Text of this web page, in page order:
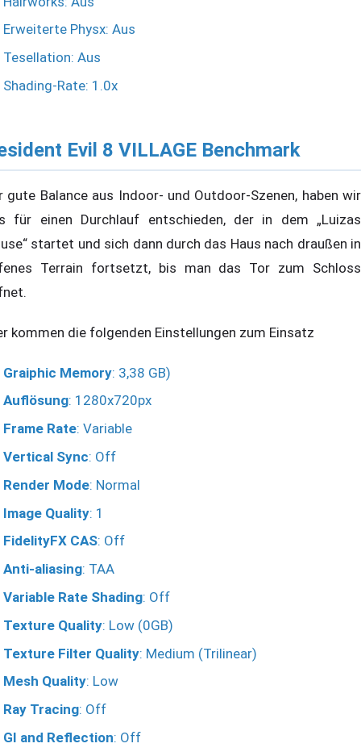
Erweiterte Physx: Aus
Tesellation: Aus
Shading-Rate: 1.0x
Evil 8 VILLAGE Benchmark
gute Balance aus Indoor- und Outdoor-Szenen, haben wir
für einen Durchlauf entschieden, der in dem „Luizas
startet und sich dann durch das Haus nach draußen in
Terrain fortsetzt, bis man das Tor zum Schloss
kommen die folgenden Einstellungen zum Einsatz
Graiphic Memory: 3,38 GB)
Auflösung: 1280x720px
Frame Rate: Variable
Vertical Sync: Off
Render Mode: Normal
Image Quality: 1
FidelityFX CAS: Off
Anti-aliasing: TAA
Variable Rate Shading: Off
Texture Quality: Low (0GB)
Texture Filter Quality: Medium (Trilinear)
Mesh Quality: Low
Ray Tracing: Off
GI and Reflection: Off